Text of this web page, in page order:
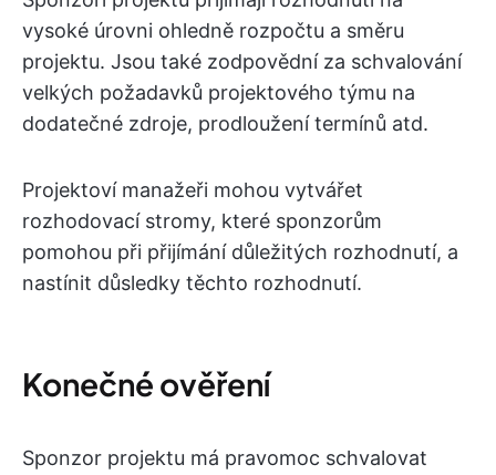
vysoké úrovni ohledně rozpočtu a směru
projektu. Jsou také zodpovědní za schvalování
velkých požadavků projektového týmu na
dodatečné zdroje, prodloužení termínů atd.
Projektoví manažeři mohou vytvářet
rozhodovací stromy, které sponzorům
pomohou při přijímání důležitých rozhodnutí, a
nastínit důsledky těchto rozhodnutí.
Konečné ověření
Sponzor projektu má pravomoc schvalovat